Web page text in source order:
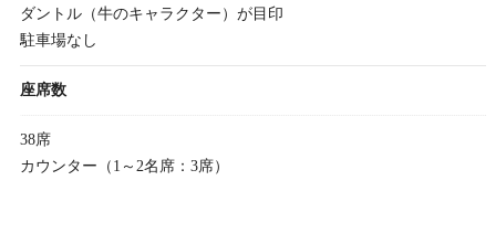
ダントル（牛のキャラクター）が目印
駐車場なし
座席数
38席
カウンター（1～2名席：3席）